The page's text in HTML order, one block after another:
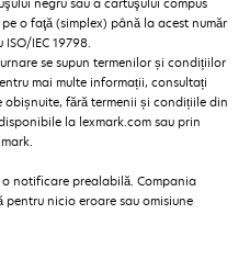
o faţă (simplex) până la acest număr
IEC 19798.
se supun termenilor și condițiilor
mai multe informații, consultați
fără termenii și condițiile din
la lexmark.com sau prin
notificare prealabilă. Compania
nicio eroare sau omisiune